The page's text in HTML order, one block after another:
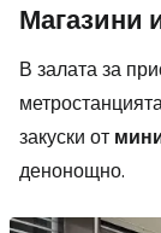
Магазини
В залата за
закуски от
денонощно.